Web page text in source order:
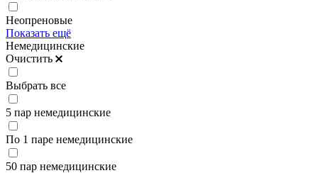
Неопреновые
Показать ещё
Немедицинские
Очистить
Выбрать все
5 пар немедицинские
По 1 паре немедицинские
50 пар немедицинские